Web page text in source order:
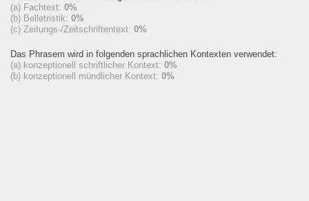
(a) Fachtext: 0%
(b) Belletristik: 0%
(c) Zeitungs-/Zeitschriftentext: 0%
Das Phrasem wird in folgenden sprachlichen Kontexten verwendet:
(a) konzeptionell schriftlicher Kontext: 0%
(b) konzeptionell mündlicher Kontext: 0%